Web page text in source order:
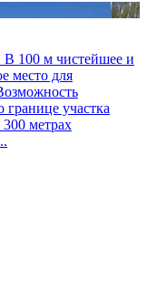
В 100 м чистейшее и
место для
участка
метрах